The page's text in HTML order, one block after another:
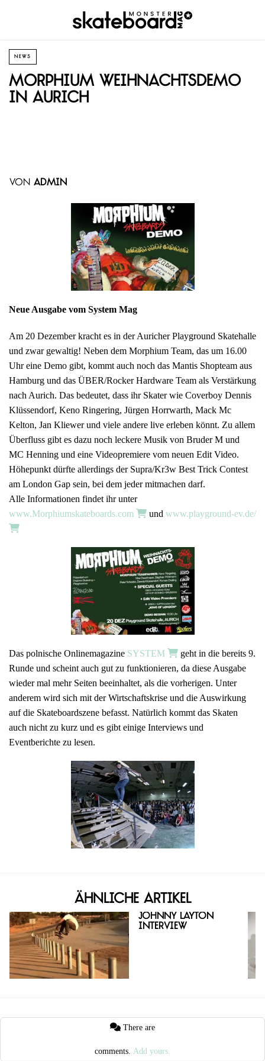
NEWS
Morphium Weihnachtsdemo
in Aurich
von admin
Neue Ausgabe vom System Mag
Am 20 Dezember kracht es in der Auricher Playground Skatehalle
und zwar gewaltig! Neben dem Morphium Team, das um 16.00
Uhr eine Demo gibt, kommt auch noch das Mantis Shopteam aus
Hamburg und das ÜBER/Rocker Hardware Team als Verstärkung
nach Aurich. Das bedeutet, dass ihr Skater wie Coverboy Dennis
Klüssendorf, Keno Ringering, Jürgen Horrwarth, Mack Mc
Kelton, Jan Kliewer und viele andere live erleben könnt. Zu allem
Überfluss gibt es dazu noch leckere Musik von Bruder M und
MC Henning und eine Videopremiere vom neuen Edit Video.
Höhepunkt dürfte allerdings der Supra/Kr3w Best Trick Contest
am London Gap sein, bei dem jeder mitmachen darf.
Alle Informationen findet ihr unter
www.Morphiumskateboards.com
und www.playground-ev.de/
Das polnische Onlinemagazine SYSTEM
geht in die bereits 9.
Runde und scheint auch gut zu funktionieren, da diese Ausgabe
wieder mal mehr Seiten beeinhaltet, als die vorherigen. Unter
anderem wird sich mit der Wirtschaftskrise und die Auswirkung
auf die Skateboardszene befasst. Natürlich kommt das Skaten
auch nicht zu kurz und es gibt einige Interviews und
Eventberichte zu lesen.
Ähnliche Artikel
Johnny Layton
Interview
comments. Add yours.